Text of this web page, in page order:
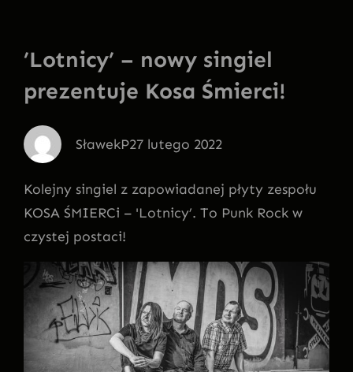
’Lotnicy’ – nowy singiel
prezentuje Kosa Śmierci!
SławekP27 lutego 2022
Kolejny singiel z zapowiadanej płyty zespołu
KOSA ŚMIERCi – 'Lotnicy’. To Punk Rock w
czystej postaci!